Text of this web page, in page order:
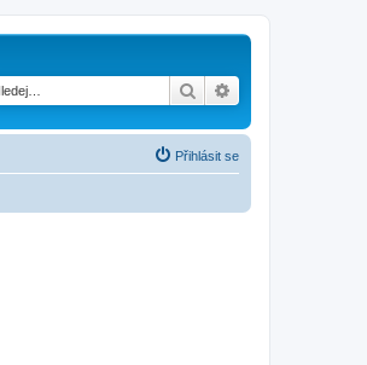
Hledat
Přihlásit se